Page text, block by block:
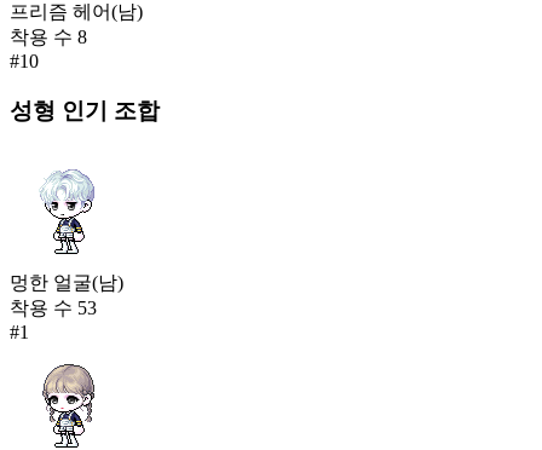
프리즘 헤어(남)
착용 수 8
#10
성형 인기 조합
멍한 얼굴(남)
착용 수 53
#1